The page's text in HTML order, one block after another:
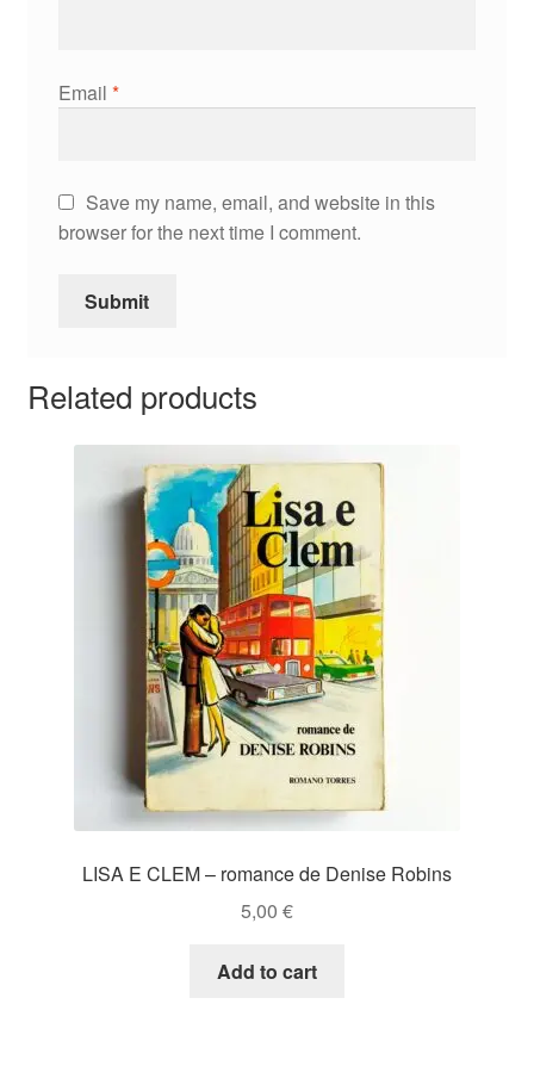
Email *
Save my name, email, and website in this
browser for the next time I comment.
Related products
LISA E CLEM – romance de Denise Robins
5,00 €
Add to cart